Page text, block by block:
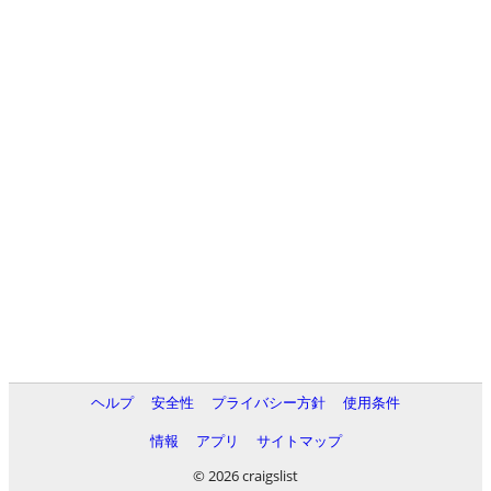
ヘルプ 安全性 プライバシー方針
使用条件
情報
アプリ
サイトマップ
© 2026 craigslist